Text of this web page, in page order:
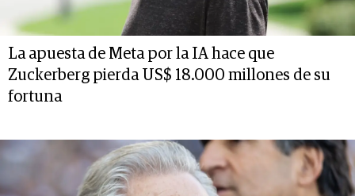
La apuesta de Meta por la IA hace que
Zuckerberg pierda US$ 18.000 millones de su
fortuna